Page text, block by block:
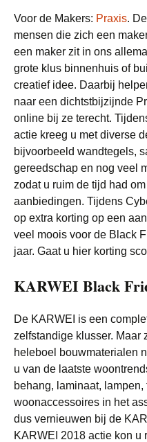
Voor de Makers: Praxis.
mensen die zich een
een maker zit in ons
grote klus binnenhuis of
creatief idee. Daarbij
naar een dichtstbijzijnde
online bij ze terecht.
actie kreeg u met diverse
bijvoorbeeld wandtegels,
gereedschap en nog veel
zodat u ruim de tijd had
aanbiedingen. Tijdens
op extra korting op een
veel moois voor de Black
jaar. Gaat u hier korting
KARWEI Black
De KARWEI is een
zelfstandige klusser. Maar
heleboel bouwmaterialen
u van de laatste
behang, laminaat,
woonaccessoires in het
dus vernieuwen bij de
KARWEI 2018 actie kon u